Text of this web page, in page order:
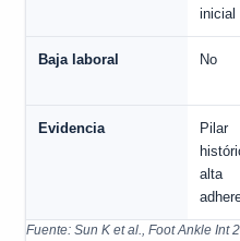
inicial
Baja laboral No
Evidencia
Pilar
alta
Fuente: Sun K et al., Foot Ankle Int